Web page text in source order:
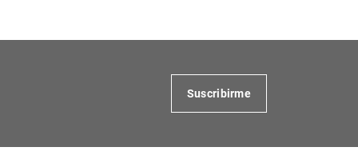
1
Suscribirme